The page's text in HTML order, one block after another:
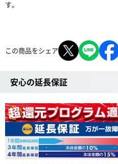
す。
この商品をシェア
安心の延長保証